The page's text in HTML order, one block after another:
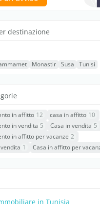
destinazione
Monastir Susa Tunisi
in affitto 12 casa in affitto 10
in vendita 5 Casa in vendita 5
in affitto per vacanze 2
1 Casa in affitto per
in Tunisia